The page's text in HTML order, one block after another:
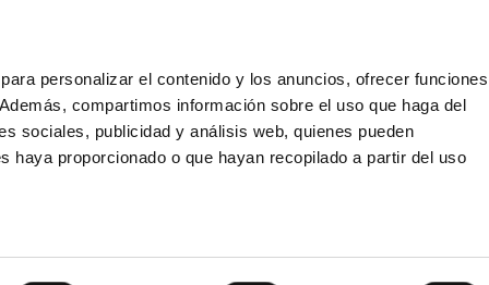
personalizar el contenido y los anuncios, ofrecer funciones
compartimos información sobre el uso que haga del
sociales, publicidad y análisis web, quienes pueden
haya proporcionado o que hayan recopilado a partir del uso